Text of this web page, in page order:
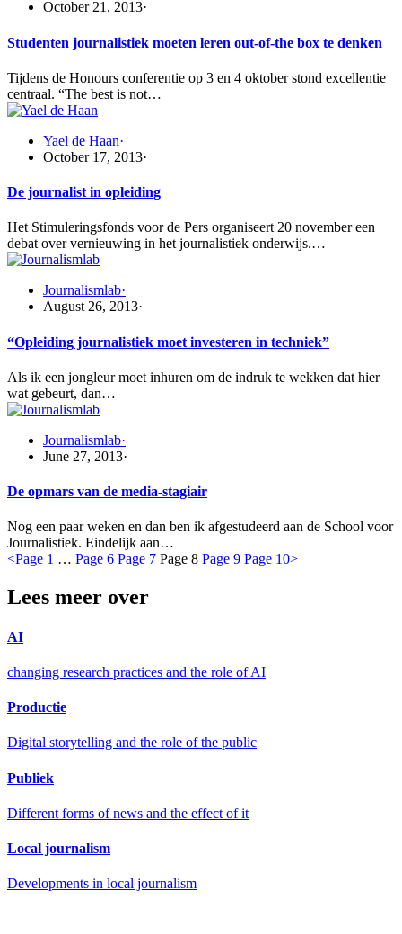
October 21, 2013·
Studenten journalistiek moeten leren out-of-the box te denken
Tijdens de Honours conferentie op 3 en 4 oktober stond excellentie
centraal. “The best is not…
Yael de Haan·
October 17, 2013·
De journalist in opleiding
Het Stimuleringsfonds voor de Pers organiseert 20 november een
debat over vernieuwing in het journalistiek onderwijs.…
Journalismlab·
August 26, 2013·
“Opleiding journalistiek moet investeren in techniek”
Als ik een jongleur moet inhuren om de indruk te wekken dat hier
wat gebeurt, dan…
Journalismlab·
June 27, 2013·
De opmars van de media-stagiair
Nog een paar weken en dan ben ik afgestudeerd aan de School voor
Journalistiek. Eindelijk aan…
<Page 1 … Page 6 Page 7 Page 8 Page 9 Page 10>
Lees meer over
AI
changing research practices and the role of AI
Productie
Digital storytelling and the role of the public
Publiek
Different forms of news and the effect of it
Local journalism
Developments in local journalism